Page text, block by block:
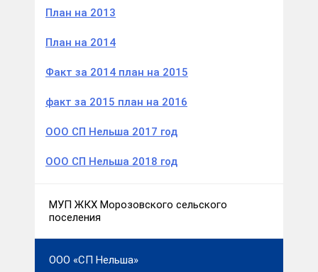
План на 2013
План на 2014
Факт за 2014 план на 2015
факт за 2015 план на 2016
ООО СП Нельша 2017 год
ООО СП Нельша 2018 год
МУП ЖКХ Морозовского сельского
поселения
ООО «СП Нельша»